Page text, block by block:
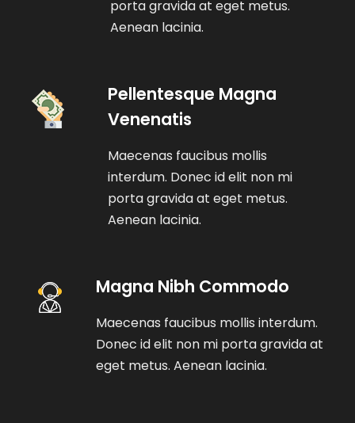
porta gravida at eget metus.
Aenean lacinia.
Pellentesque Magna
Venenatis
Maecenas faucibus mollis
interdum. Donec id elit non mi
porta gravida at eget metus.
Aenean lacinia.
Magna Nibh Commodo
Maecenas faucibus mollis interdum.
Donec id elit non mi porta gravida at
eget metus. Aenean lacinia.